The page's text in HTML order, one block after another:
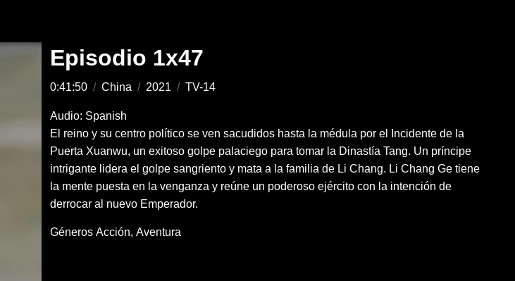
Episodio 1x47
0:41:50 / China / 2021 / TV-14
Audio: Spanish
El reino y su centro político se ven sacudidos hasta la médula por el Incidente de la
Puerta Xuanwu, un exitoso golpe palaciego para tomar la Dinastía Tang. Un príncipe
intrigante lidera el golpe sangriento y mata a la familia de Li Chang. Li Chang Ge tiene
la mente puesta en la venganza y reúne un poderoso ejército con la intención de
derrocar al nuevo Emperador.
Géneros Acción Aventura